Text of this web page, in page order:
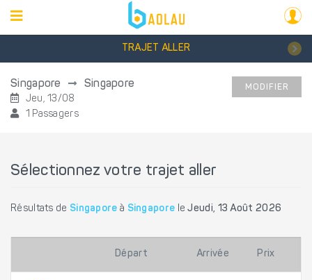
TRAJET ALLER
Singapore Singapore
Jeu, 13/08
1 Passagers
MODIFIER
Sélectionnez votre trajet aller
Résultats de Singapore à Singapore leJeudi, 13 Août 2026
Départ Arrivée Prix